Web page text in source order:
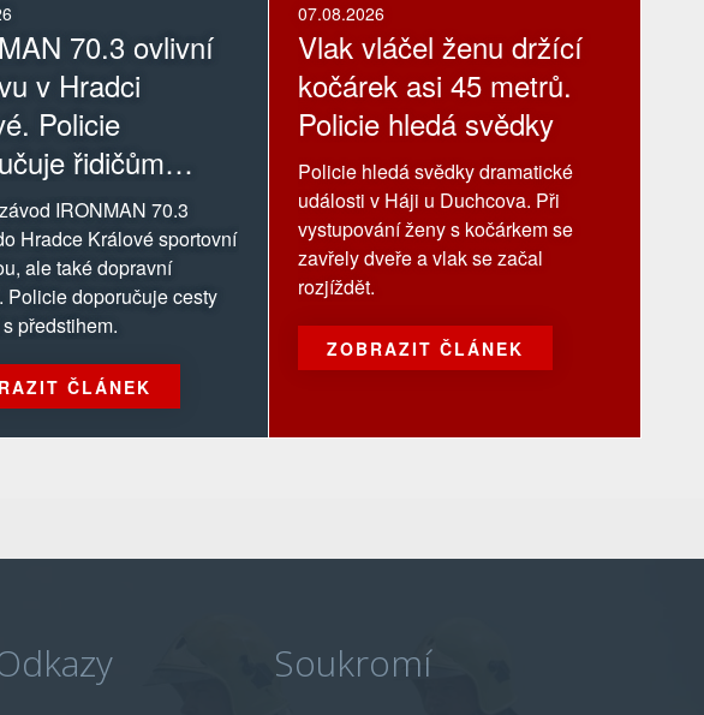
70.3 ovlivní
v Hradci
Policie
řidičům
závodu se
IRONMAN 70.3
Hradce Králové sportovní
ale také dopravní
Policie doporučuje cesty
předstihem.
ČLÁNEK
07.08.2026
Vlak vláčel ženu držící
kočárek asi 45 metrů.
Policie hledá svědky
Policie hledá svědky dramatické
události v Háji u Duchcova. Při
vystupování ženy s kočárkem se
zavřely dveře a vlak se začal
rozjíždět.
ZOBRAZIT ČLÁNEK
Soukromí